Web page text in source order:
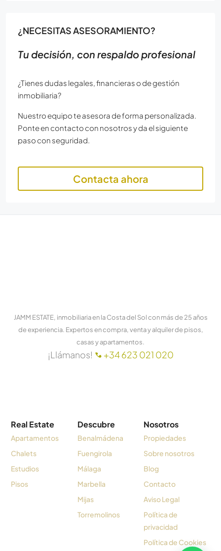
¿NECESITAS ASESORAMIENTO?
Tu decisión, con respaldo profesional
¿Tienes dudas legales, financieras o de gestión
inmobiliaria?
Nuestro equipo te asesora de forma personalizada.
Ponte en contacto con nosotros y da el siguiente
paso con seguridad.
Contacta ahora
JAMM ESTATE, inmobiliaria en la Costa del Sol con más de 25 años
de experiencia. Expertos en compra, venta y alquiler de pisos,
casas y apartamentos.
¡Llámanos! +34 623 021 020
Real Estate
Apartamentos
Chalets
Estudios
Pisos
Descubre
Benalmádena
Fuengirola
Málaga
Marbella
Mijas
Torremolinos
Nosotros
Propiedades
Sobre nosotros
Blog
Contacto
Aviso Legal
Política de
privacidad
Política de Cookies